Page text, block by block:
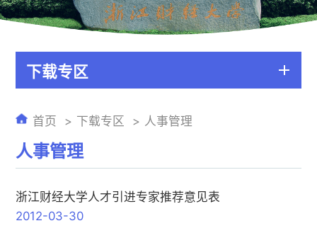
下载专区
人事管理
首页 下载专区 人事管理
浙江财经大学人才引进专家推荐意见表
2012-03-30